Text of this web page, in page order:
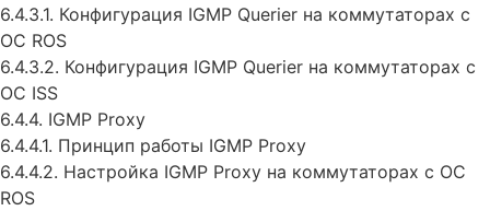
6.4.3.1. Конфигурация IGMP Querier на коммутаторах с
ОС ROS
6.4.3.2. Конфигурация IGMP Querier на коммутаторах с
ОС ISS
6.4.4. IGMP Proxy
6.4.4.1. Принцип работы IGMP Proxy
6.4.4.2. Настройка IGMP Proxy на коммутаторах с ОС
ROS